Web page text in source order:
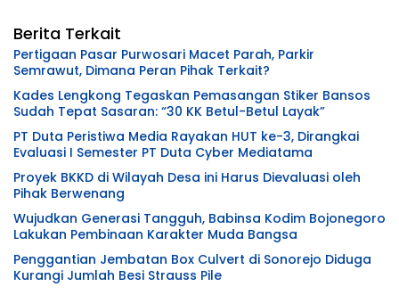
Berita Terkait
Pertigaan Pasar Purwosari Macet Parah, Parkir
Semrawut, Dimana Peran Pihak Terkait?
Kades Lengkong Tegaskan Pemasangan Stiker Bansos
Sudah Tepat Sasaran: “30 KK Betul-Betul Layak”
PT Duta Peristiwa Media Rayakan HUT ke-3, Dirangkai
Evaluasi I Semester PT Duta Cyber Mediatama
Proyek BKKD di Wilayah Desa ini Harus Dievaluasi oleh
Pihak Berwenang
Wujudkan Generasi Tangguh, Babinsa Kodim Bojonegoro
Lakukan Pembinaan Karakter Muda Bangsa
Penggantian Jembatan Box Culvert di Sonorejo Diduga
Kurangi Jumlah Besi Strauss Pile